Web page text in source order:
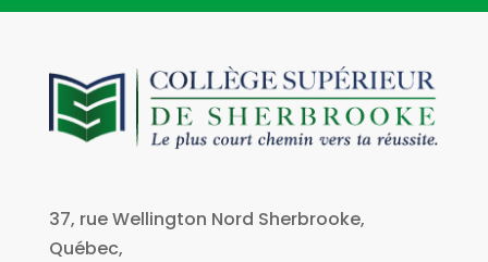
37, rue Wellington Nord Sherbrooke,
Québec,